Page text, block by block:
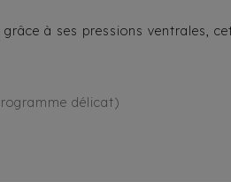
à ses pressions ventrales,
délicat)